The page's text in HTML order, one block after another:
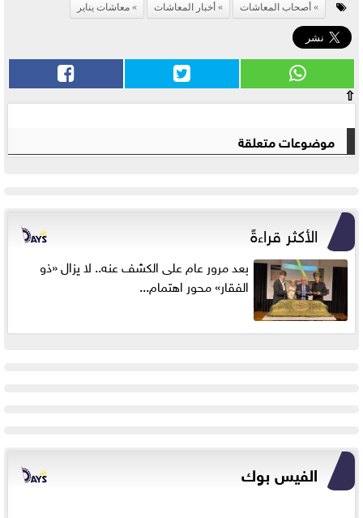
أصحاب المعاشات أخبار المعاشات معاشات يناير
⇧
موضوعات متعلقة
الأكثر قراءةً
بعد مرور عام على الكشف عنه.. لا يزال «ذو
الفقار» محور اهتمام...
الفيس بوك